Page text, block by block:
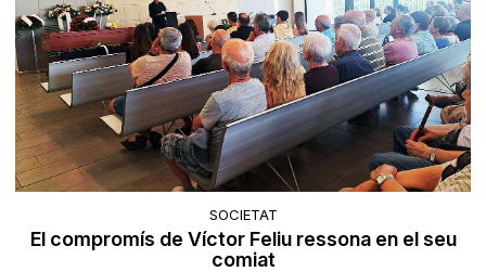
SOCIETAT
El compromís de Víctor Feliu ressona en el seu
comiat